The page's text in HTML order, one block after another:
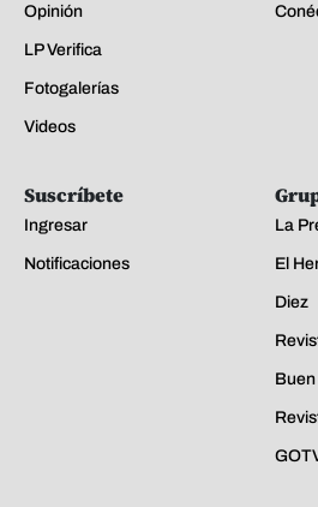
Opinión
LP Verifica
Fotogalerías
Videos
Suscríbete
Ingresar
Notificaciones
La
El
Diez